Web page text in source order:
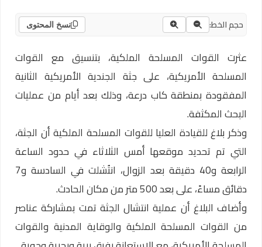
حجم الخط: نسخ المحتوى
عثرت القوات المسلحة الملكية، بتنسيق مع القوات
المسلحة الأمريكية، على جثة الجندية الأمريكية الثانية
المفقودة بمنطقة كاب درعة، وذلك بعد أيام من عمليات
البحث المكثفة.
وذكر بلاغ للقيادة العليا للقوات المسلحة الملكية أن الجثة،
التي تم تحديد موقعها أمس الثلاثاء في حدود الساعة
الرابعة و40 دقيقة بعد الزوال، انتُشلت في السادسة و7
دقائق مساءً، على بعد 500 متر من مكان الحادث.
وأضاف البلاغ أن عملية انتشال الجثة تمت بمشاركة عناصر
من القوات المسلحة الملكية والوقاية المدنية والقوات